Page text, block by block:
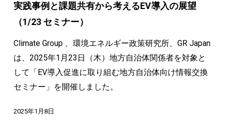
例
と
課
題
共
有
ら
実践事例と課題共有から考えるEV導入の展望
（1/23 セミナー）
Climate Group 、環境エネルギー政策研究所、GR Japan
は、2025年1月23日（木）地方自治体関係者を対象と
して「EV導入促進に取り組む地方自治体向け情報交換
セミナー」を開催しました。
2025年1月8日